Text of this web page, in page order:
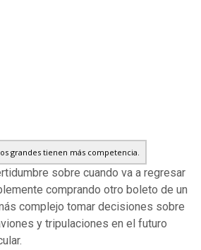
grandes tienen más competencia.
sobre cuando va a regresar
comprando otro boleto de un
complejo tomar decisiones sobre
y tripulaciones en el futuro